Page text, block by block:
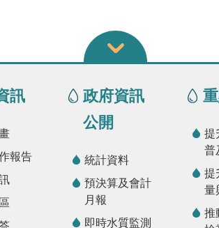
訊
報告
政府資訊
公開
統計資料
預決算及會計
月報
即時水質監測
提
普
提
量
推